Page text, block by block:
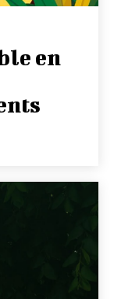
en